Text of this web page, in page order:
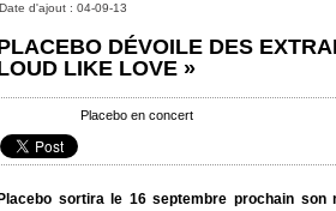
Date d'ajout : 04-09-13
DÉVOILE DES
LIKE LOVE »
Placebo en concert
Placebo sortira le 16 septembre prochain